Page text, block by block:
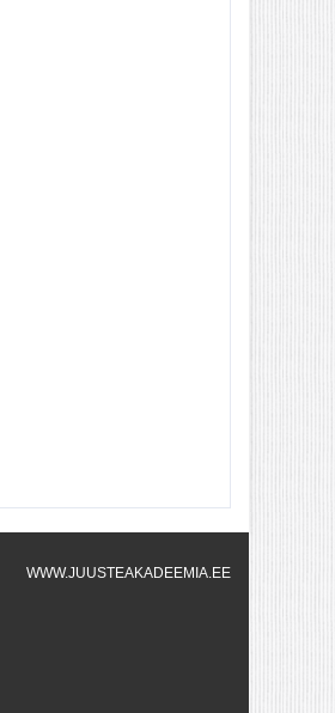
WWW.JUUSTEAKADEEMIA.EE